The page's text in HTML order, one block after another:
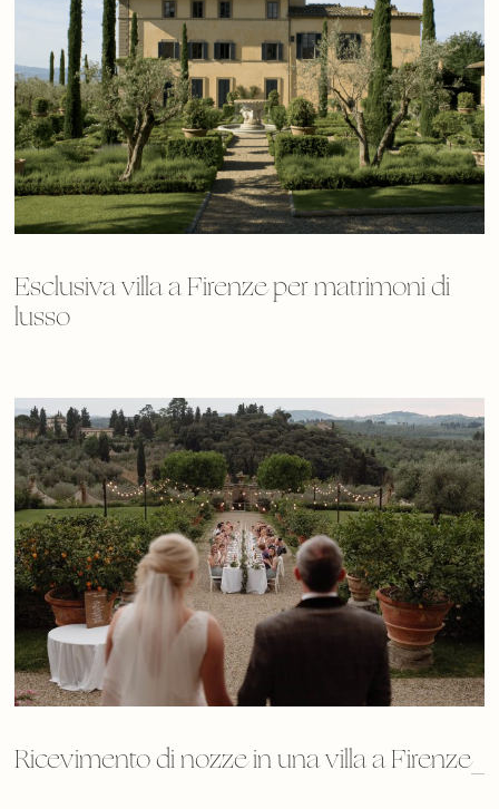
Esclusiva villa a Firenze per matrimoni di
lusso
Ricevimento di nozze in una villa a Firenze